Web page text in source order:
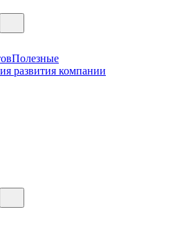
Полезные
развития компании